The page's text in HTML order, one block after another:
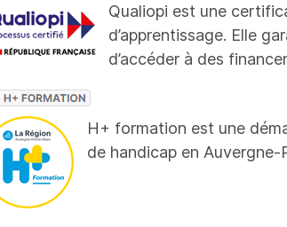
Qualiopi est une
d’apprentissage. Elle
d’accéder à des
H+ formation est une
de handicap en Auvergne-